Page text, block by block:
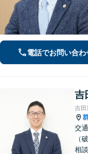
電話でお問い合わ
吉
吉田
交
（
相